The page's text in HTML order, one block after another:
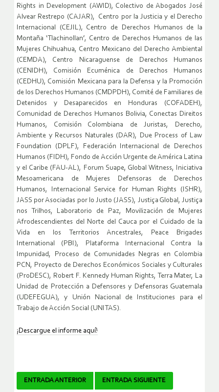
Rights in Development (AWID), Colectivo de Abogados José
Alvear Restrepo (CAJAR), Centro por la Justicia y el Derecho
Internacional (CEJIL), Centro de Derechos Humanos de la
Montaña ‘Tlachinollan’, Centro de Derechos Humanos de las
Mujeres Chihuahua, Centro Mexicano del Derecho Ambiental
(CEMDA), Centro Nicaraguense de Derechos Humanos
(CENIDH), Comisión Ecuménica de Derechos Humanos
(CEDHU), Comisión Mexicana para la Defensa y la Promoción
de los Derechos Humanos (CMDPDH), Comité de Familiares de
Detenidos y Desaparecidos en Honduras (COFADEH),
Comunidad de Derechos Humanos Bolivia, Conectas Direitos
Humanos, Comisión Colombiana de Juristas, Derecho,
Ambiente y Recursos Naturales (DAR), Due Process of Law
Foundation (DPLF), Federación Internacional de Derechos
Humanos (FIDH), Fondo de Acción Urgente de América Latina
y el Caribe (FAU-AL), Forum Suape, Global Witness, Iniciativa
Mesoamericana de Mujeres Defensoras de Derechos
Humanos, Internacional Service for Human Rights (ISHR),
JASS por Asociadas por lo Justo (JASS), Justiça Global, Justiça
nos Trilhos, Laboratorio de Paz, Movilización de Mujeres
Afrodescendientes del Norte del Cauca por el Cuidado de la
Vida en los Territorios Ancestrales, Peace Brigades
International (PBI), Plataforma Internacional Contra la
Impunidad, Proceso de Comunidades Negras en Colombia
PCN, Proyecto de Derechos Económicos Sociales y Culturales
(ProDESC), Robert F. Kennedy Human Rights, Terra Mater, La
Unidad de Protección a Defensores y Defensoras Guatemala
(UDEFEGUA), y Unión Nacional de Instituciones para el
Trabajo de Acción Social (UNITAS).
¡Descargue el informe aquí!
Navegador
ENTRADA ANTERIOR ENTRADA SIGUIENTE